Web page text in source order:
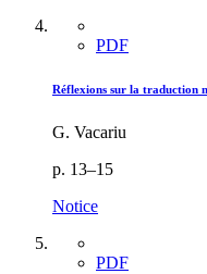
PDF
Réflexions sur la traduction
G. Vacariu
p. 13–15
Notice
PDF